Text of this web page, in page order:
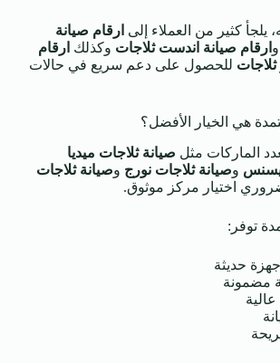
كثير من العملاء إلى ارقام صيانة
و ارقام صيانة اندست ثلاجات وكذلك ارقام
ثلاجات للحصول على دعم سريع في حالات
هي الخيار الأفضل؟
الماركات مثل صيانة ثلاجات ميديا
وصيانة ثلاجات نورج وصيانة ثلاجات
اختيار مركز موثوق.
توفر:
حديثة
مضمونة